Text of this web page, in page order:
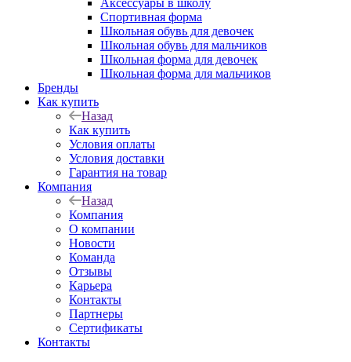
Аксессуары в школу
Спортивная форма
Школьная обувь для девочек
Школьная обувь для мальчиков
Школьная форма для девочек
Школьная форма для мальчиков
Бренды
Как купить
Назад
Как купить
Условия оплаты
Условия доставки
Гарантия на товар
Компания
Назад
Компания
О компании
Новости
Команда
Отзывы
Карьера
Контакты
Партнеры
Сертификаты
Контакты